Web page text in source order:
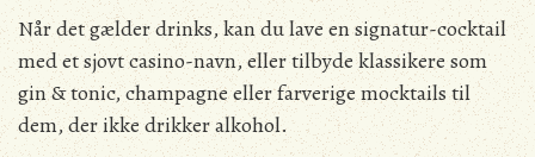
Når det gælder drinks, kan du lave en signatur-cocktail
med et sjovt casino-navn, eller tilbyde klassikere som
gin & tonic, champagne eller farverige mocktails til
dem, der ikke drikker alkohol.